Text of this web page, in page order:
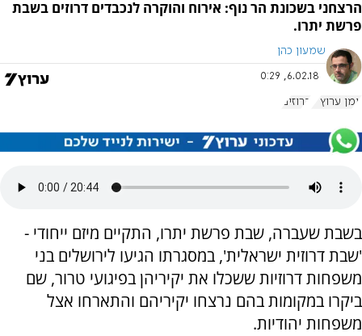
הרצחני בשכונת הר נוף: אירוח והוקרה לנכבדים דרוזים בשבת
פרשת יתרו.
שמעון כהן
6.02.18, 0:29
יומן ערוץ 7 דרוזים
בשבת שעברה, שבת פרשת יתרו, התקיים מיזם ייחודי -
'שבת דרוזית ישראלית', במסגרתו הגיעו לירושלים בני
משפחות דרוזיות ששכלו את יקיריהן בפיגועי טרור, שם
ביקרו במקומות בהם נרצחו יקיריהם והתארחו אצל
משפחות יהודיות.